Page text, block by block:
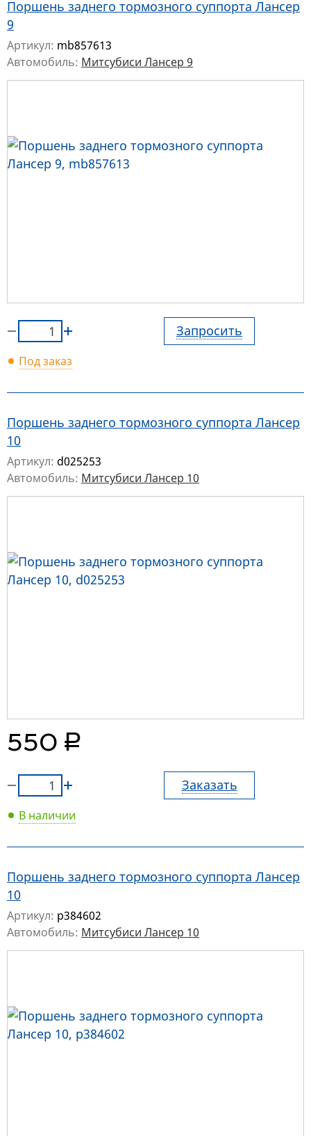
Поршень заднего тормозного суппорта Лансер
9
Артикул: mb857613
Автомобиль: Митсубиси Лансер 9
Запросить
Под заказ
Поршень заднего тормозного суппорта Лансер
10
Артикул: d025253
Автомобиль: Митсубиси Лансер 10
550 руб.
Заказать
В наличии
Поршень заднего тормозного суппорта Лансер
10
Артикул: p384602
Автомобиль: Митсубиси Лансер 10